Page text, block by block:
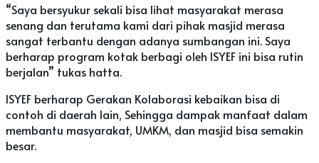
“Saya bersyukur sekali bisa lihat masyarakat merasa
senang dan terutama kami dari pihak masjid merasa
sangat terbantu dengan adanya sumbangan ini. Saya
berharap program kotak berbagi oleh ISYEF ini bisa rutin
berjalan” tukas hatta.
ISYEF berharap Gerakan Kolaborasi kebaikan bisa di
contoh di daerah lain, Sehingga dampak manfaat dalam
membantu masyarakat, UMKM, dan masjid bisa semakin
besar.